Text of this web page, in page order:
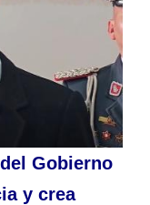
Gobierno
y crea